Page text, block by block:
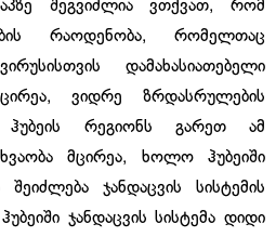
შეგვიძლია ვთქვათ, რომ
რაოდენობა, რომელთაც
დამახასიათებელი
ვიდრე ზრდასრულების
ჰუბეის რეგიონს გარეთ ამ
მცირეა, ხოლო ჰუბეიში
ჯანდაცვის სისტემის
ჯანდაცვის სისტემა დიდი